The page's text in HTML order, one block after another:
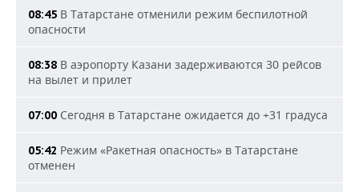
08:45 В Татарстане отменили режим беспилотной
опасности
08:38 В аэропорту Казани задерживаются 30 рейсов
на вылет и прилет
07:00 Сегодня в Татарстане ожидается до +31 градуса
05:42 Режим «Ракетная опасность» в Татарстане
отменен